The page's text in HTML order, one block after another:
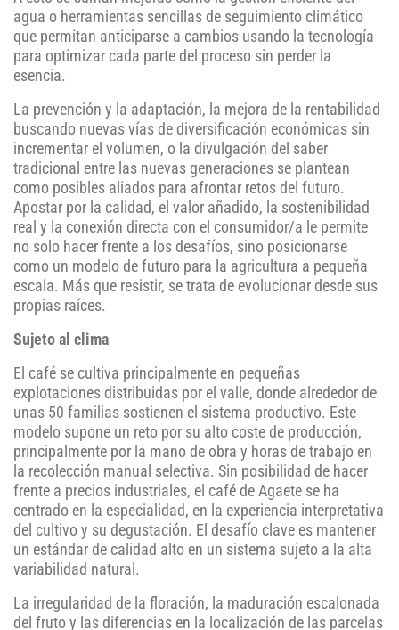
agua o herramientas sencillas de seguimiento climático
que permitan anticiparse a cambios usando la tecnología
para optimizar cada parte del proceso sin perder la
esencia.
La prevención y la adaptación, la mejora de la rentabilidad
buscando nuevas vías de diversificación económicas sin
incrementar el volumen, o la divulgación del saber
tradicional entre las nuevas generaciones se plantean
como posibles aliados para afrontar retos del futuro.
Apostar por la calidad, el valor añadido, la sostenibilidad
real y la conexión directa con el consumidor/a le permite
no solo hacer frente a los desafíos, sino posicionarse
como un modelo de futuro para la agricultura a pequeña
escala. Más que resistir, se trata de evolucionar desde sus
propias raíces.
Sujeto al clima
El café se cultiva principalmente en pequeñas
explotaciones distribuidas por el valle, donde alrededor de
unas 50 familias sostienen el sistema productivo. Este
modelo supone un reto por su alto coste de producción,
principalmente por la mano de obra y horas de trabajo en
la recolección manual selectiva. Sin posibilidad de hacer
frente a precios industriales, el café de Agaete se ha
centrado en la especialidad, en la experiencia interpretativa
del cultivo y su degustación. El desafío clave es mantener
un estándar de calidad alto en un sistema sujeto a la alta
variabilidad natural.
La irregularidad de la floración, la maduración escalonada
del fruto y las diferencias en la localización de las parcelas